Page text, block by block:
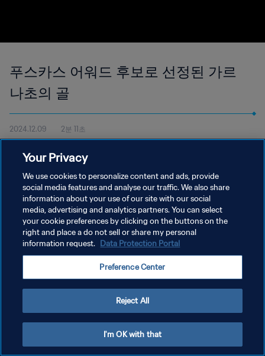
푸스카스 어워드 후보로 선정된 가르
나초의 골
2024.12.09 2분 11초
맨체스터 유나이티드의 신성 알레한드로 가르나초가 FIFA 푸스카스
상 후보로 선정된 데에 대한 소감을 밝혔다.
개인정보 보호정책
서비스 약관
쿠키 기본 설정 관리
Copyright © 1994 - 2026 FIFA. All rights reserved.
Your Privacy
We use cookies to personalize content and ads, provide
social media features and analyse our traffic. We also share
information about your use of our site with our social
media, advertising and analytics partners. You can select
your cookie preferences by clicking on the buttons on the
right and place a do not sell or share my personal
information request. Data Protection Portal
Preference Center
Reject All
I'm OK with that